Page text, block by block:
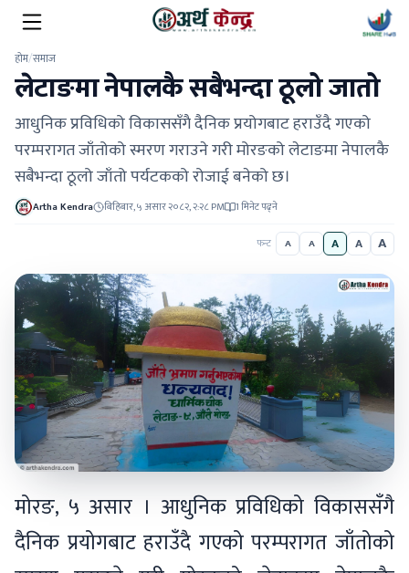
होम/समाज
लेटाङमा नेपालकै सबैभन्दा ठूलो जातो
आधुनिक प्रविधिको विकाससँगै दैनिक प्रयोगबाट हराउँदै गएको
परम्परागत जाँतोको स्मरण गराउने गरी मोरङको लेटाङमा नेपालकै
सबैभन्दा ठूलो जाँतो पर्यटकको रोजाई बनेको छ।
Artha Kendra बिहिबार, ५ असार २०८२, २:२८ PM 1 मिनेट पढ्ने
फन्ट A A A A A
मोरङ, ५ असार । आधुनिक प्रविधिको विकाससँगै
दैनिक प्रयोगबाट हराउँदै गएको परम्परागत जाँतोको